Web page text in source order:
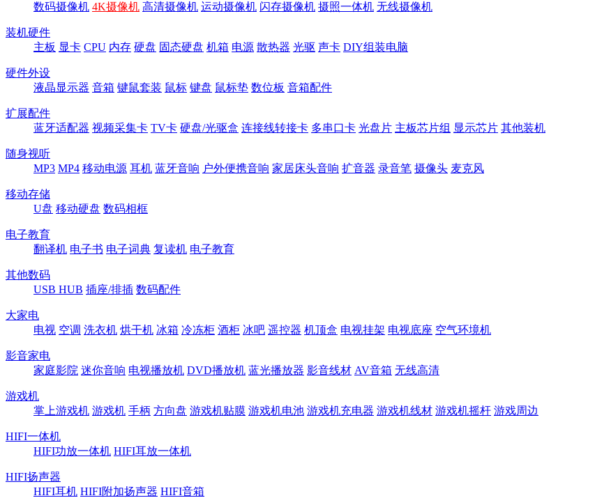
数码摄像机 4K摄像机 高清摄像机 运动摄像机 闪存摄像机 摄照一体机 无线摄像机
装机硬件
主板 显卡 CPU 内存 硬盘 固态硬盘 机箱 电源 散热器 光驱 声卡 DIY组装电脑
硬件外设
液晶显示器 音箱 键鼠套装 鼠标 键盘 鼠标垫 数位板 音箱配件
扩展配件
蓝牙适配器 视频采集卡 TV卡 硬盘/光驱盒 连接线转接卡 多串口卡 光盘片 主板芯片组 显示芯片 其他装机
随身视听
MP3 MP4 移动电源 耳机 蓝牙音响 户外便携音响 家居床头音响 扩音器 录音笔 摄像头 麦克风
移动存储
U盘 移动硬盘 数码相框
电子教育
翻译机 电子书 电子词典 复读机 电子教育
其他数码
USB HUB 插座/排插 数码配件
大家电
电视 空调 洗衣机 烘干机 冰箱 冷冻柜 酒柜 冰吧 遥控器 机顶盒 电视挂架 电视底座 空气环境机
影音家电
家庭影院 迷你音响 电视播放机 DVD播放机 蓝光播放器 影音线材 AV音箱 无线高清
游戏机
掌上游戏机 游戏机 手柄 方向盘 游戏机贴膜 游戏机电池 游戏机充电器 游戏机线材 游戏机摇杆 游戏周边
HIFI一体机
HIFI功放一体机 HIFI耳放一体机
HIFI扬声器
HIFI耳机 HIFI附加扬声器 HIFI音箱